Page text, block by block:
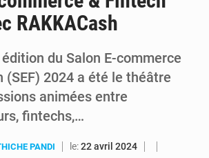
Comment des milliers d’Africains protègent et font fructifier leur argent avec l’USDT
RAKKACash
du Salon E-commerce
(SEF) 2024 a été le théâtre
animées entre
fintechs,…
PANDI le:22 avril 2024